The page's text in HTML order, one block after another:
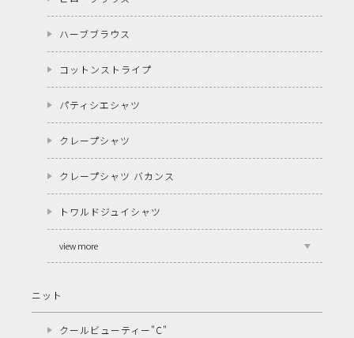
ハーブブラウス
コットンストライプ
パティシエシャツ
クレープシャツ
クレープシャツ バカンス
トワルドジュイシャツ
view more
ニット
クールビューティー"C"